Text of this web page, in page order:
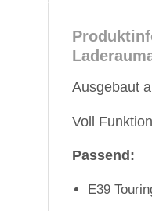
Ausgebaut
Voll
Passend:
E39